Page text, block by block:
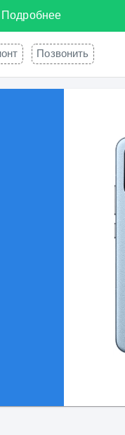
Подробнее
Позвонить